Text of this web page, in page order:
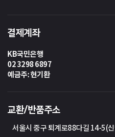
결제계좌
KB국민은행
02 3298 6897
예금주: 현기환
교환/반품주소
서울시 중구 퇴계로88다길 14-5(